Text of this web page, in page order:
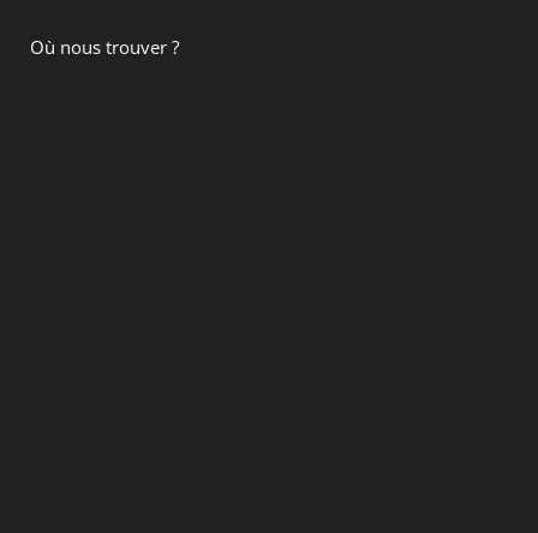
Où nous trouver ?